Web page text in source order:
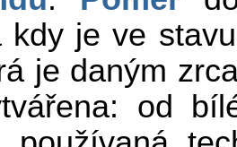
kdy je ve
je daným
od